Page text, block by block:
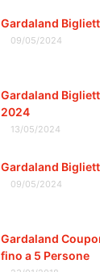
Gardaland
09/05/2024
Gardaland
2024
13/05/2024
Gardaland
09/05/2024
Gardaland
fino a 5 Persone